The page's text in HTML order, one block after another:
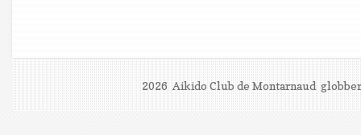
2026 Aikido Club de Montarnaud